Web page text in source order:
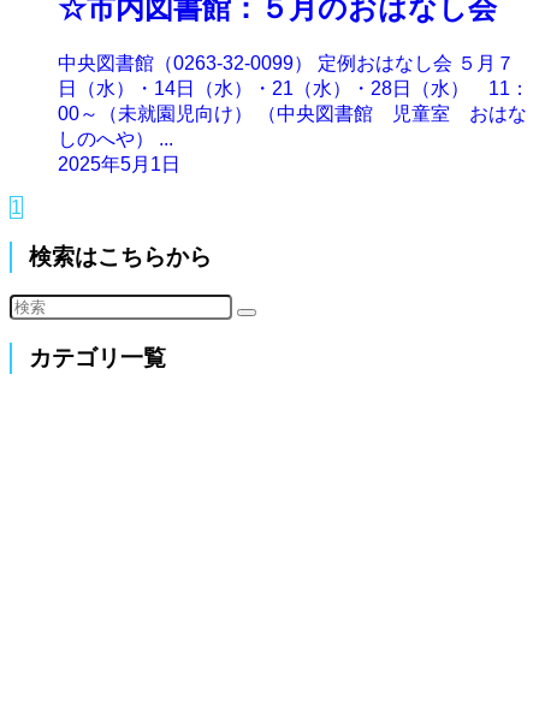
☆市内図書館：５月のおはなし会
中央図書館（0263-32-0099） 定例おはなし会 ５月７
日（水）・14日（水）・21（水）・28日（水） 11：
00～（未就園児向け） （中央図書館 児童室 おはな
しのへや） ...
2025年5月1日
1
検索はこちらから
カテゴリ一覧